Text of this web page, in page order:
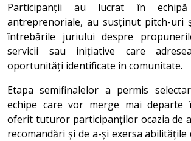
Participanții au lucrat în
antreprenoriale, au susținut pitch-uri
întrebările juriului despre
servicii sau inițiative care
oportunități identificate în comunitate.
Etapa semifinalelor a permis
echipe care vor merge mai departe
oferit tuturor participanților ocazia de
recomandări și de a-și exersa